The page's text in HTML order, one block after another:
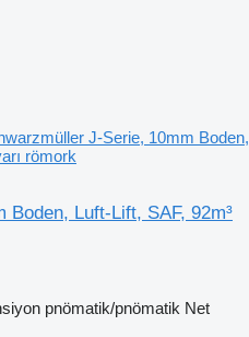
J-Serie, 10mm Boden,
römork
Luft-Lift, SAF, 92m³
pnömatik/pnömatik Net